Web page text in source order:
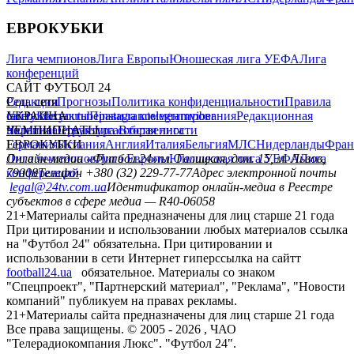
ЕВРОКУБКИ
Лига чемпионовЛига ЕвропыЮношеская лига УЕФАЛига
конференций
САЙТ ФУТБОЛ 24
РедакцияПрогнозыПолитика конфиденциальностиПравила
сайтуКонтактыПравила комментированияРедакционная
политикаСтруктура собственности
Соц. сети
facebookxyoutubeinstagramtelegramviber
УКРАИНА
УкраинаПервая лигаВторая лига
ЧЕМПИОНАТЫ
ГерманияИспанияАнглияИталияБельгияМЛСНидерланды
ЕВРОКУБКИ
Лига чемпионовЛига ЕвропыЮношеская лига УЕФАЛига
конференций
Онлайн-медиа «Футбол 24»пл. Галицкая, дом. 15, м. Львов,
79008Телефон +380 (32) 229-77-77Адрес электронной почты
legal@24tv.com.uaИдентификатор онлайн-медиа в Реестре
субъектов в сфере медиа — R40-06058
21+Материалы сайта предназначены для лиц старше 21 года
При цитировании и использовании любых материалов ссылка
на "Футбол 24" обязательна. При цитировании и
использовании в сети Интернет гиперссылка на сайтт
football24.ua
обязательное. Материалы со знаком
"Спецпроект", "Партнерский материал", "Реклама", "Новости
компаний" публикуем на правах рекламы.
21+Материалы сайта предназначены для лиц старше 21 года
Все права защищены. © 2005 - 2026 , ЧАО
"Телерадиокомпания Люкс". "Футбол 24".